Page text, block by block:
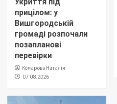
прицілом: у
Вишгородській
громаді розпочали
позапланові
перевірки
Комарова Наталія
07.08.2026